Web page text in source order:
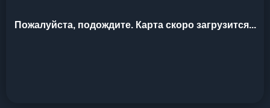
Пожалуйста, подождите. Карта скоро загрузится...